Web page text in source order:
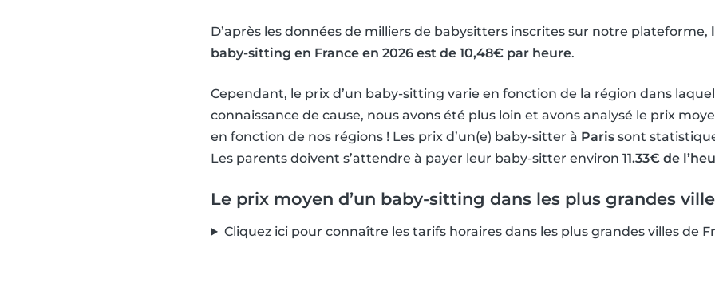
D’après les données de milliers de babysitters inscrites sur notre plateforme,
baby-sitting en France en 2026 est de 10,48€ par heure.
Cependant, le prix d’un baby-sitting varie en fonction de la région dans
connaissance de cause, nous avons été plus loin et avons analysé le prix
en fonction de nos régions ! Les prix d’un(e) baby-sitter à Paris sont
Les parents doivent s’attendre à payer leur baby-sitter environ 11.33€ de
Le prix moyen d’un baby-sitting dans les plus grandes
Cliquez ici pour connaître les tarifs horaires dans les plus grandes villes de